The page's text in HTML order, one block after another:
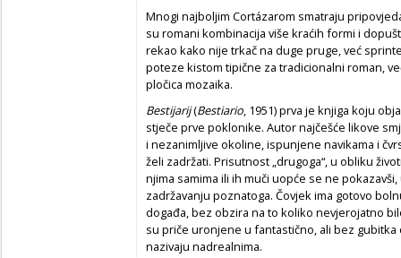
Mnogi najboljim Cortázarom smatraju
su romani kombinacija više kraćih formi i
rekao kako nije trkač na duge pruge, već
poteze kistom tipične za tradicionalni roman,
pločica mozaika.
Bestijarij(Bestiario, 1951)prva je knjiga koju
stječe prve poklonike. Autor najčešće likove
i nezanimljive okoline, ispunjene navikama i
želi zadržati. Prisutnost „drugoga“, u obliku
njima samima ili ih muči uopće se ne
zadržavanju poznatoga. Čovjek ima gotovo
događa, bez obzira na to koliko nevjerojatno
su priče uronjene u fantastično, ali bez
nazivaju nadrealnima.